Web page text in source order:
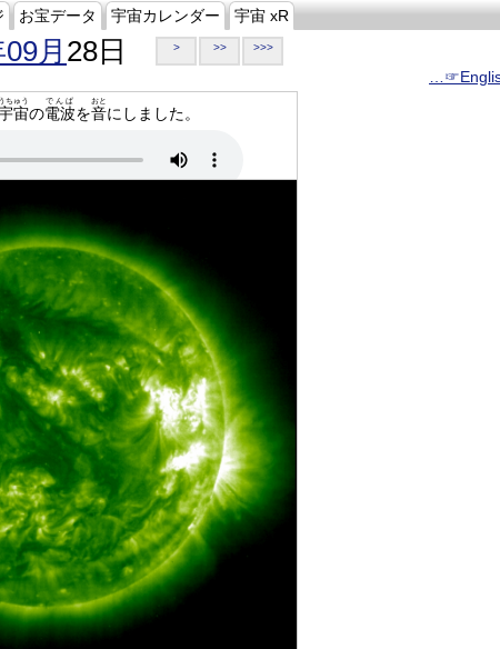
お宝データ 宇宙カレンダー 宇宙 xR
月 28日 > >> >>>
宙
うちゅう
の電波
でんぱ
を音
おと
にしました。